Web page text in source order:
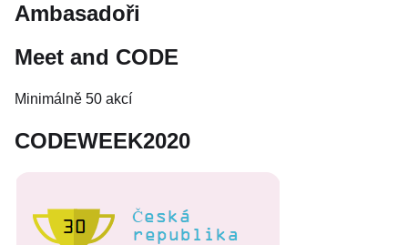
Ambasadoři
Meet and CODE
Minimálně 50 akcí
CODEWEEK2020